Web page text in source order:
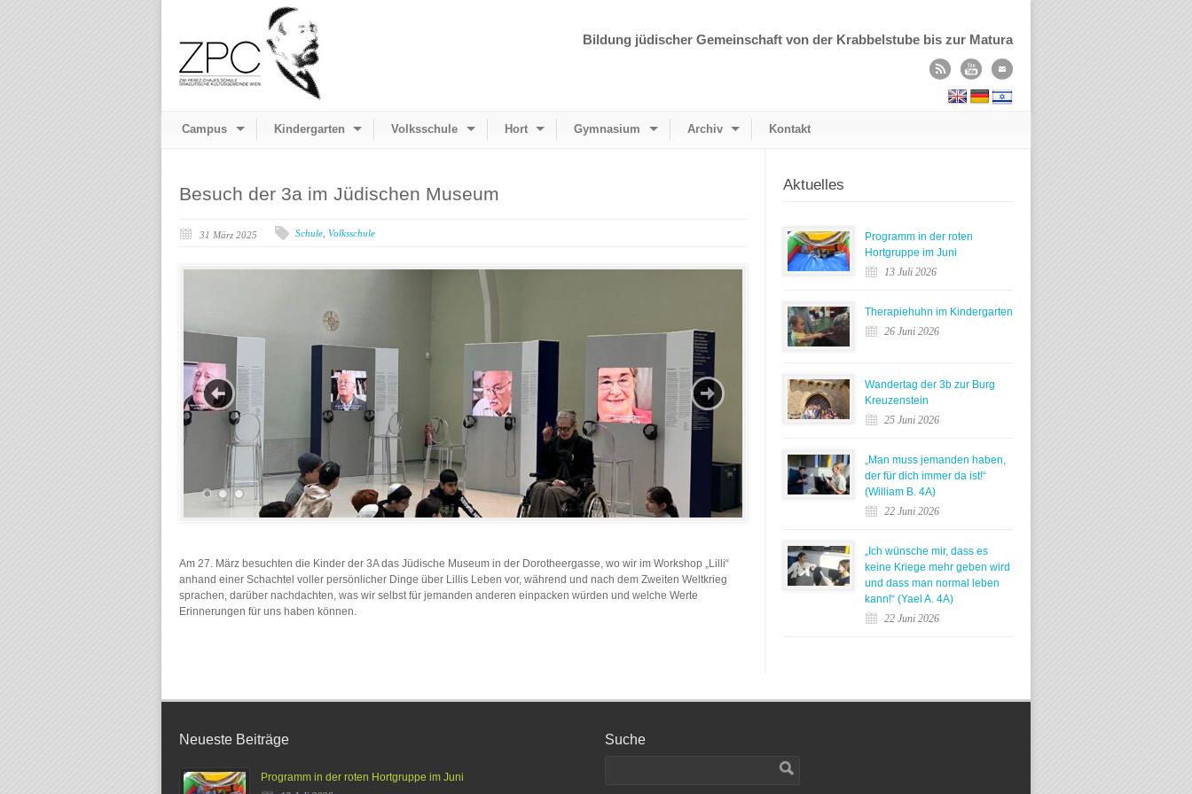
Bildung jüdischer Gemeinschaft von der Krabbelstube bis zur Matura
Campus Kindergarten Volksschule Hort Gymnasium Archiv Kontakt
Besuch der 3a im Jüdischen Museum
31 März 2025 Schule Volksschule
Am 27. März besuchten die Kinder der 3A das Jüdische Museum in der Dorotheergasse, wo wir im Workshop „Lilli“
anhand einer Schachtel voller persönlicher Dinge über Lillis Leben vor, während und nach dem Zweiten Weltkrieg
sprachen, darüber nachdachten, was wir selbst für jemanden anderen einpacken würden und welche Werte
Erinnerungen für uns haben können.
Aktuelles
Programm in der roten
Hortgruppe im Juni
13 Juli 2026
Therapiehuhn im Kindergarten
26 Juni 2026
Wandertag der 3b zur Burg
Kreuzenstein
25 Juni 2026
„Man muss jemanden haben,
der für dich immer da ist!“
(William B. 4A)
22 Juni 2026
„Ich wünsche mir, dass es
keine Kriege mehr geben wird
und dass man normal leben
kann!“ (Yael A. 4A)
22 Juni 2026
Neueste Beiträge
Programm in der roten Hortgruppe im Juni
Suche